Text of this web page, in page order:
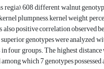
608 different walnut
plumpness, kernel weight,
also positive correlation
genotypes were analyzed
groups. The highest
which 7 genotypes